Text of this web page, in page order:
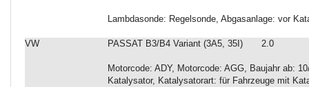
Lambdasonde: Regelsonde, Abgasanlage: vor
VW PASSAT B3/B4 Variant (3A5, 35I) 2.0
Motorcode: ADY, Motorcode: AGG, Baujahr ab:
Katalysator, Katalysatorart: für Fahrzeuge mit